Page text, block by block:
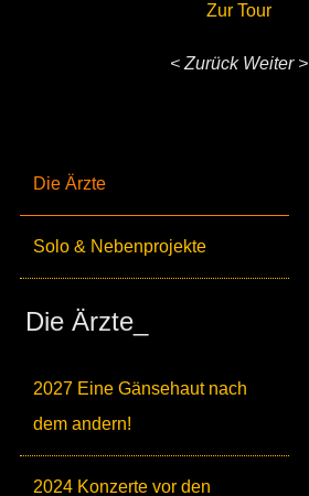
Die Ärzte
Solo & Nebenprojekte
Die Ärzte_
2027 Eine Gänsehaut nach
dem andern!
2024 Konzerte vor den
Zur Tour
< Zurück Weiter >